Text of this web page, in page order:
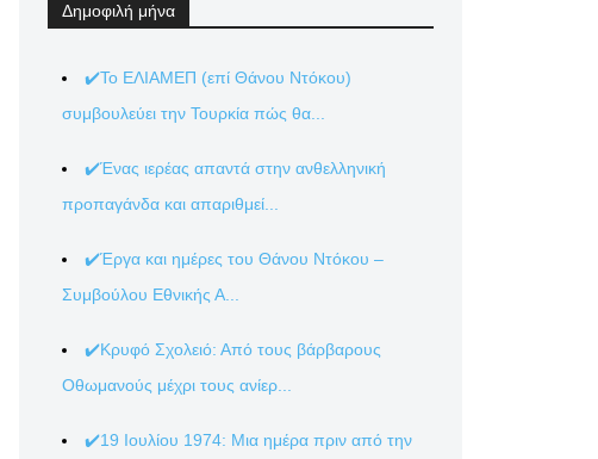
Δημοφιλή μήνα
✔️Το ΕΛΙΑΜΕΠ (επί Θάνου Ντόκου)
συμβουλεύει την Τουρκία πώς θα...
✔️Ένας ιερέας απαντά στην ανθελληνική
προπαγάνδα και απαριθμεί...
✔️Έργα και ημέρες του Θάνου Ντόκου –
Συμβούλου Εθνικής Α...
✔️Κρυφό Σχολειό: Από τους βάρβαρους
Οθωμανούς μέχρι τους ανίερ...
✔️19 Ιουλίου 1974: Μια ημέρα πριν από την